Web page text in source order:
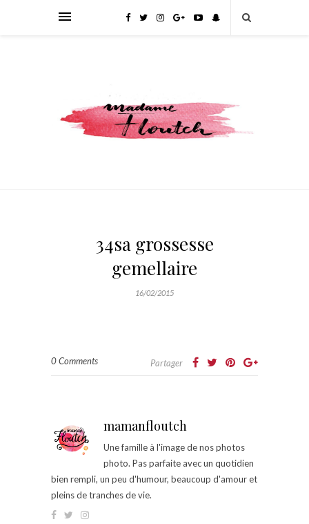
34sa grossesse
gemellaire
16/02/2015
0 Comments Partager
mamanfloutch
Une famille à l'image de nos photos
photo. Pas parfaite avec un quotidien
bien rempli, un peu d'humour, beaucoup d'amour et
pleins de tranches de vie.